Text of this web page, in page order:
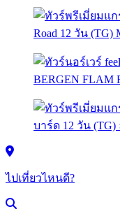
ไปเที่ยวไหนดี?